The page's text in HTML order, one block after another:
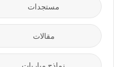
مستجدات
مقالات